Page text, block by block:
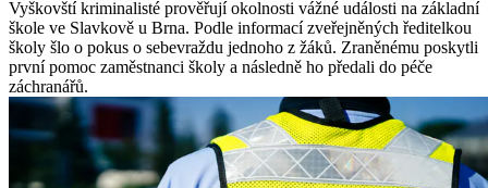
Vyškovští kriminalisté prověřují okolnosti vážné události na základní
škole ve Slavkově u Brna. Podle informací zveřejněných ředitelkou
školy šlo o pokus o sebevraždu jednoho z žáků. Zraněnému poskytli
první pomoc zaměstnanci školy a následně ho předali do péče
záchranářů.